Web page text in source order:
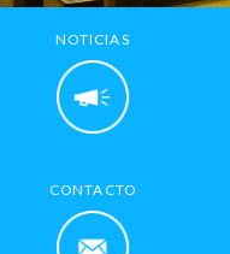
NOTICIAS
CONTACTO